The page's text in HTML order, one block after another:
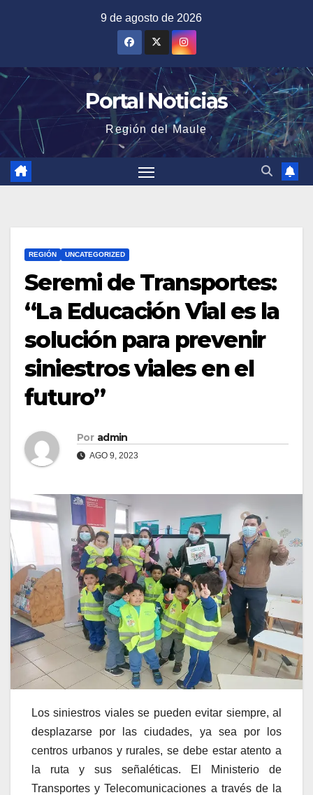
9 de agosto de 2026
Portal Noticias
Región del Maule
REGIÓN UNCATEGORIZED
Seremi de Transportes:
“La Educación Vial es la
solución para prevenir
siniestros viales en el
futuro”
Por admin
AGO 9, 2023
Los siniestros viales se pueden evitar siempre, al
desplazarse por las ciudades, ya sea por los
centros urbanos y rurales, se debe estar atento a
la ruta y sus señaléticas. El Ministerio de
Transportes y Telecomunicaciones a través de la